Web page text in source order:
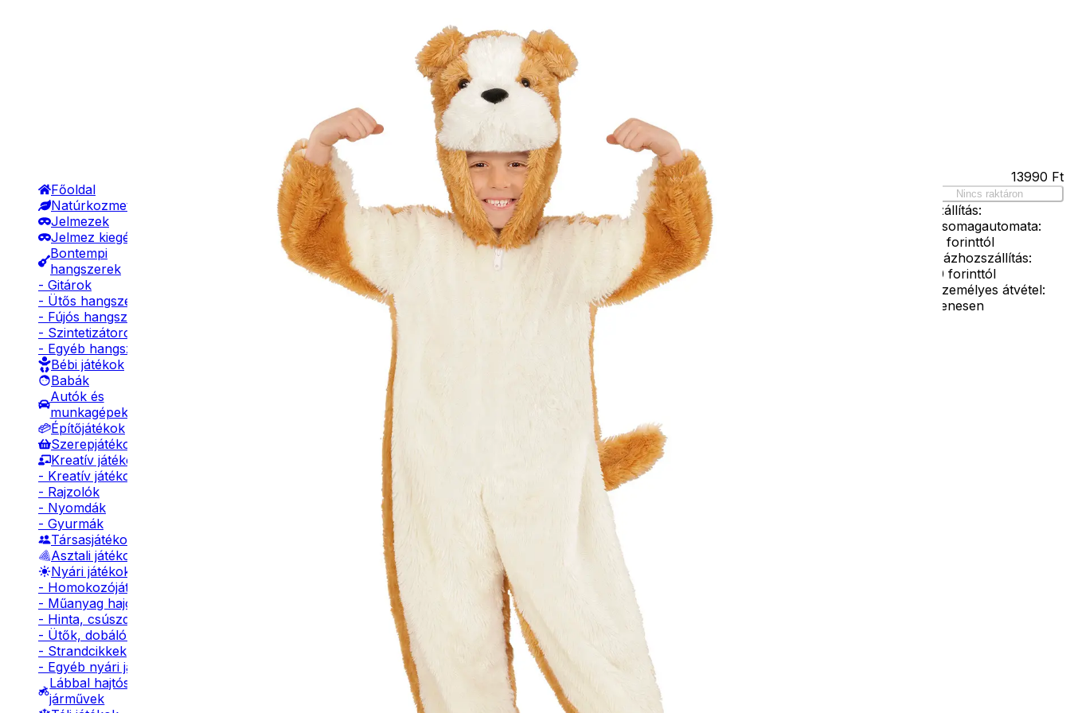
Kategóriák
Főoldal
Natúrkozmetikumok
Jelmezek
Jelmez kiegészítők
Bontempi
hangszerek
- Gitárok
- Ütős hangszerek
- Fújós hangszerek
- Szintetizátorok
- Egyéb hangszerek
Bébi játékok
Babák
Autók és
munkagépek
Építőjátékok
Szerepjátékok
Kreatív játékok
- Kreatív játékok
- Rajzolók
- Nyomdák
- Gyurmák
Társasjátékok
Asztali játékok
Nyári játékok
- Homokozójátékok
- Műanyag hajók
- Hinta, csúszda
- Ütők, dobálók
- Strandcikkek
- Egyéb nyári játékok
Lábbal hajtós
járművek
Plüss bulldog jelmez 113-as
Elérhetőség
Nincs raktáron
Értesítés
Értesíts ha elérhető
Mérettáblázat]
Fiú jelmez
3 éves kortól 4 éves korig
Widmann
w98083
kapucnis overál.
Plüss bulldog jelmez 113-as
Jó minőségű gyermekjelmez (Plüss bulldog jelmez 113-as),
hogy gyermeke mindig új és változatos egyéniség lehessen.
Egyéb
Anyaga 100 % poliészter, mely 30 C fokon kézzel mosható.
Nem vasalható, nyílt lángtól és sugárzó hőtől kérjük távol
tartani. A méretproblémából adódó jelmezcserénél a
postaköltségek a vevőt terhelik! Jelmezcserénél a
postaköltséget csak minőségi probléma esetén tudjuk
átvállalni. Tájékoztatjuk kedves vásárlóinkat, hogy a
jelmezek nem tartalmazzák a kiegészítőket, mint például
harisnya, ékszer, cipő, paróka, kesztyű, kardok, kemény
kalapok, varázspálca, seprű, szakáll, bajusz, műanyag
korona, esernyő, vasvilla, stb. Amennyiben a képen több
termék szerepel, az ár minden esetben egy termékre
vonatkozik!
13990 Ft
Nincs raktáron
Szállítás:
- Csomagautomata:
1190 forinttól
- Házhozszállítás:
2190 forinttól
- Személyes átvétel:
ingyenesen